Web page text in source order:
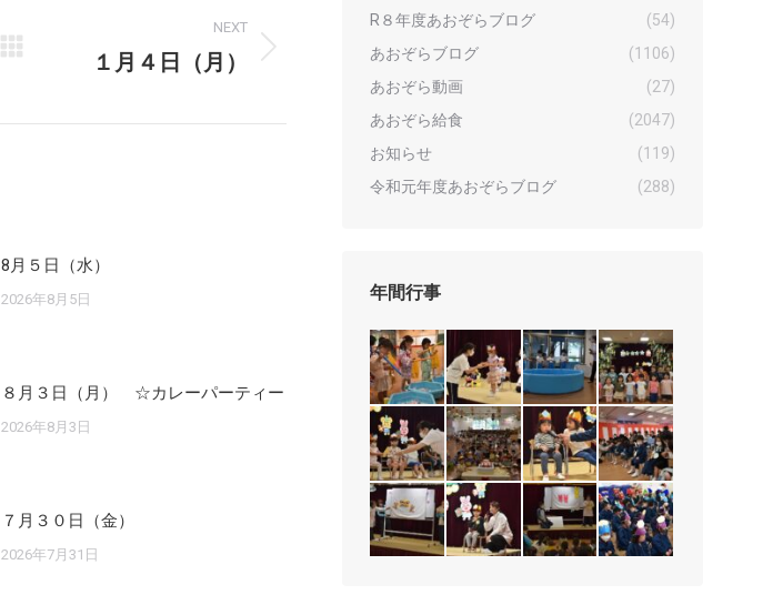
NEXT
１月４日（月）
8月５日（水）
2026年8月5日
８月３日（月） ☆カレーパーティー
2026年8月3日
７月３０日（金）
2026年7月31日
R８年度あおぞらブログ
(54)
あおぞらブログ
(1106)
あおぞら動画
(27)
あおぞら給食
(2047)
お知らせ
(119)
令和元年度あおぞらブログ
(288)
年間行事